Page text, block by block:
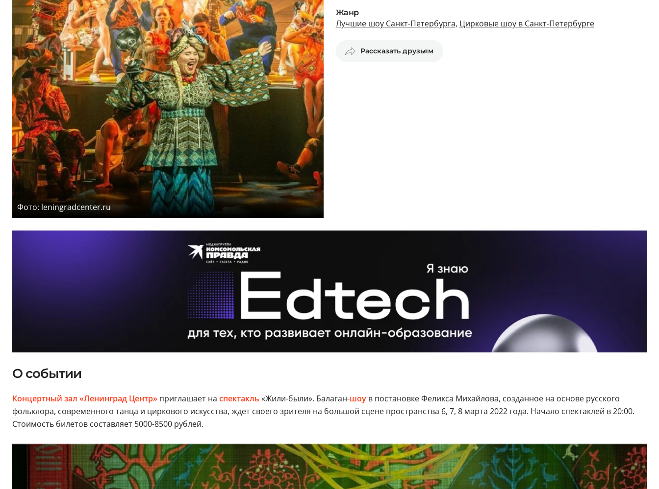
Фото: leningradcenter.ru
Жанр
Лучшие шоу Санкт-Петербурга, Цирковые шоу в Санкт-Петербурге
Рассказать друзьям
О событии
Концертный зал «Ленинград Центр»приглашает на спектакль «Жили-были». Балаган-шоув постановке Феликса Михайлова, созданное на основе русского
фольклора, современного танца и циркового искусства, ждет своего зрителя на большой сцене пространства 6, 7, 8 марта 2022 года. Начало спектаклей в 20:00.
Стоимость билетов составляет 5000-8500 рублей.